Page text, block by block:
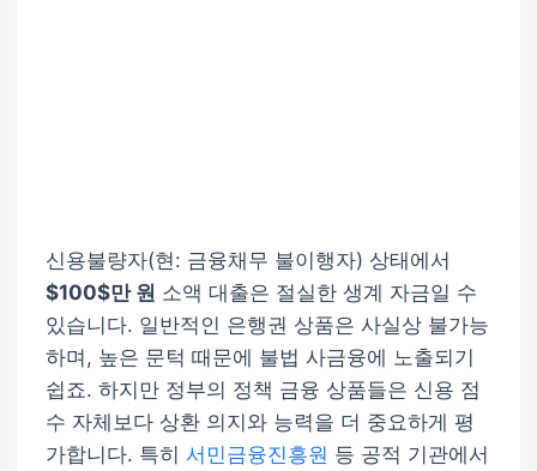
신용불량자(현: 금융채무 불이행자) 상태에서
$100$만 원 소액 대출은 절실한 생계 자금일 수
있습니다. 일반적인 은행권 상품은 사실상 불가능
하며, 높은 문턱 때문에 불법 사금융에 노출되기
쉽죠. 하지만 정부의 정책 금융 상품들은 신용 점
수 자체보다 상환 의지와 능력을 더 중요하게 평
가합니다. 특히 서민금융진흥원 등 공적 기관에서